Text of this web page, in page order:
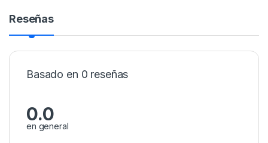
Reseñas
Basado en 0 reseñas
0.0
en general